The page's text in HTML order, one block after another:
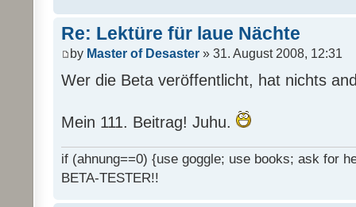
Re: Lektüre für laue Nächte
by Master of Desaster » 31. August 2008, 12:31
Wer die Beta veröffentlicht, hat nichts
Mein 111. Beitrag! Juhu.
if (ahnung==0) {use goggle; use books; ask for
BETA-TESTER!!